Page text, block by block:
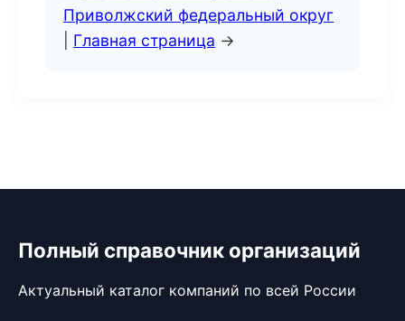
Приволжский федеральный округ
Главная страница →
Полный справочник организаций
Актуальный каталог компаний по всей России